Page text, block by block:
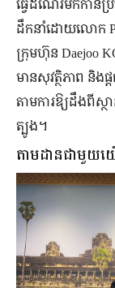
ធ្វើដំណើរមកកាន់ប្
ដឹកនាំដោយលោក
ក្រុមហ៊ុន Daejoo
មានសុវត្ថិភាព និង
តាមការឱ្យដឹងពីស្ថ
ត្បូង។
តាមដានជាមួយ